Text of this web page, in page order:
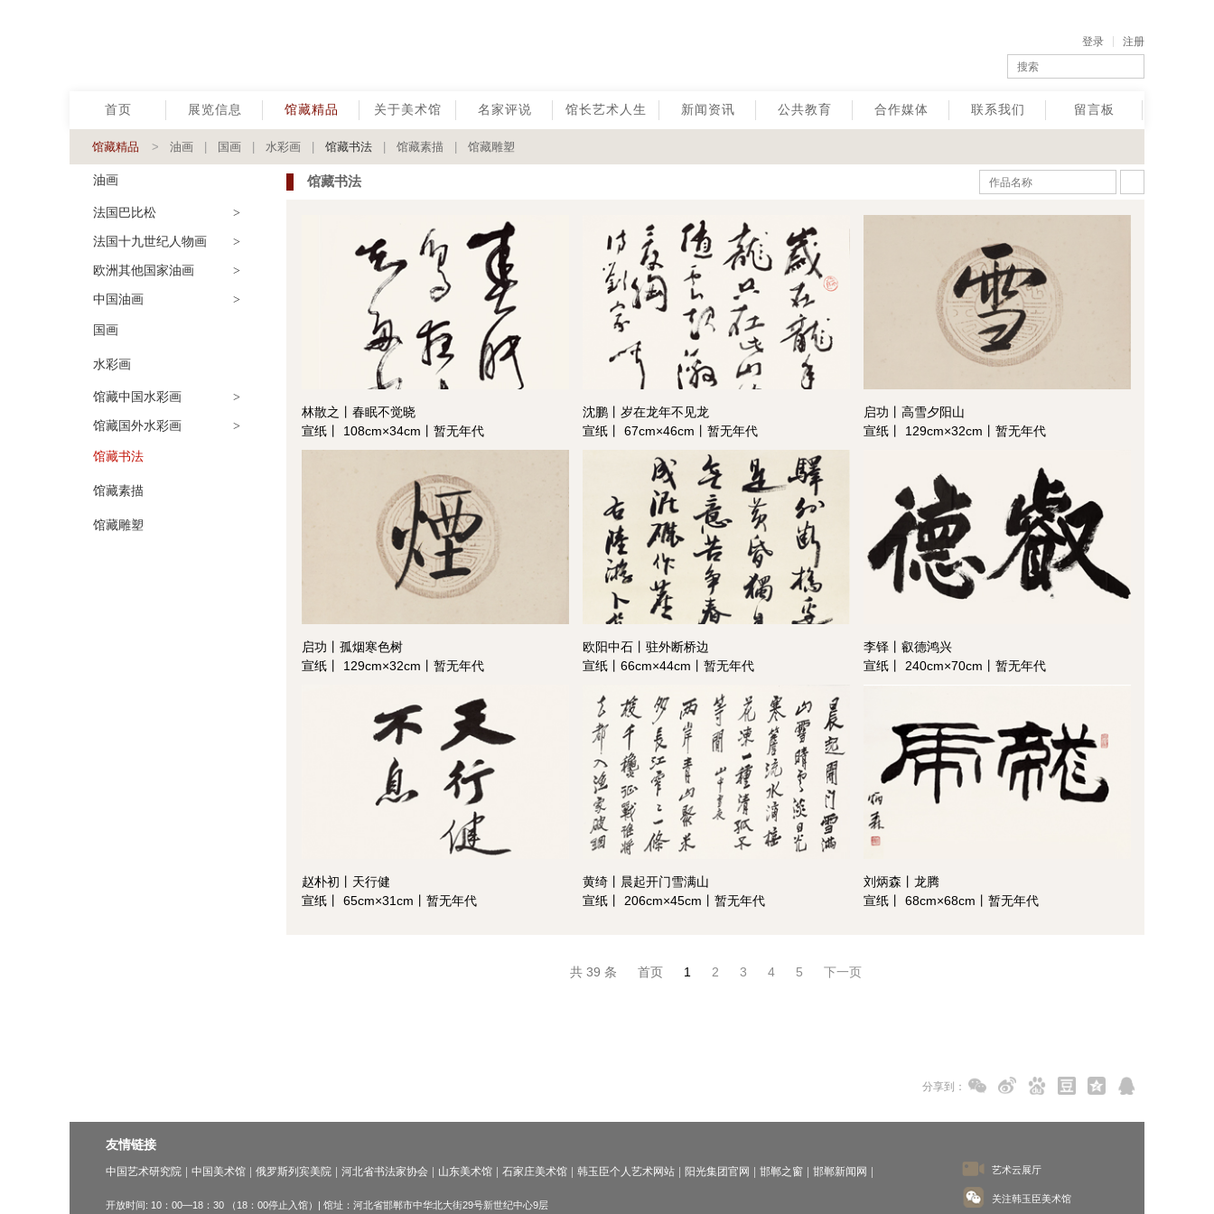
登录 注册
首页 展览信息 馆藏精品 关于美术馆 名家评说 馆长艺术人生 新闻资讯 公共教育 合作媒体 联系我们 留言板
馆藏精品 > 油画 国画 水彩画 馆藏书法 馆藏素描 馆藏雕塑
油画
法国巴比松
>
法国十九世纪人物画
>
欧洲其他国家油画
>
中国油画
>
国画
水彩画
馆藏中国水彩画
>
馆藏国外水彩画
>
馆藏书法
馆藏素描
馆藏雕塑
馆藏书法
林散之丨春眠不觉晓
宣纸丨 108cm×34cm丨暂无年代
沈鹏丨岁在龙年不见龙
宣纸丨 67cm×46cm丨暂无年代
启功丨高雪夕阳山
宣纸丨 129cm×32cm丨暂无年代
启功丨孤烟寒色树
宣纸丨 129cm×32cm丨暂无年代
欧阳中石丨驻外断桥边
宣纸丨66cm×44cm丨暂无年代
李铎丨叡德鸿兴
宣纸丨 240cm×70cm丨暂无年代
赵朴初丨天行健
宣纸丨 65cm×31cm丨暂无年代
黄绮丨晨起开门雪满山
宣纸丨 206cm×45cm丨暂无年代
刘炳森丨龙腾
宣纸丨 68cm×68cm丨暂无年代
共 39 条 首页 1 2 3 4 5 下一页
分享到：
友情链接
中国艺术研究院 中国美术馆 俄罗斯列宾美院 河北省书法家协会 山东美术馆 石家庄美术馆 韩玉臣个人艺术网站 阳光集团官网 邯郸之窗 邯郸新闻网
开放时间: 10：00—18：30 （18：00停止入馆）| 馆址：河北省邯郸市中华北大街29号新世纪中心9层
关注韩玉臣美术馆
艺术云展厅